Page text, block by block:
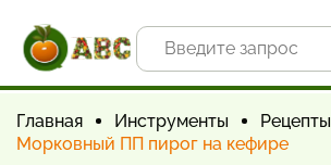
Главная Инструменты Рецепты
Морковный ПП пирог на кефире